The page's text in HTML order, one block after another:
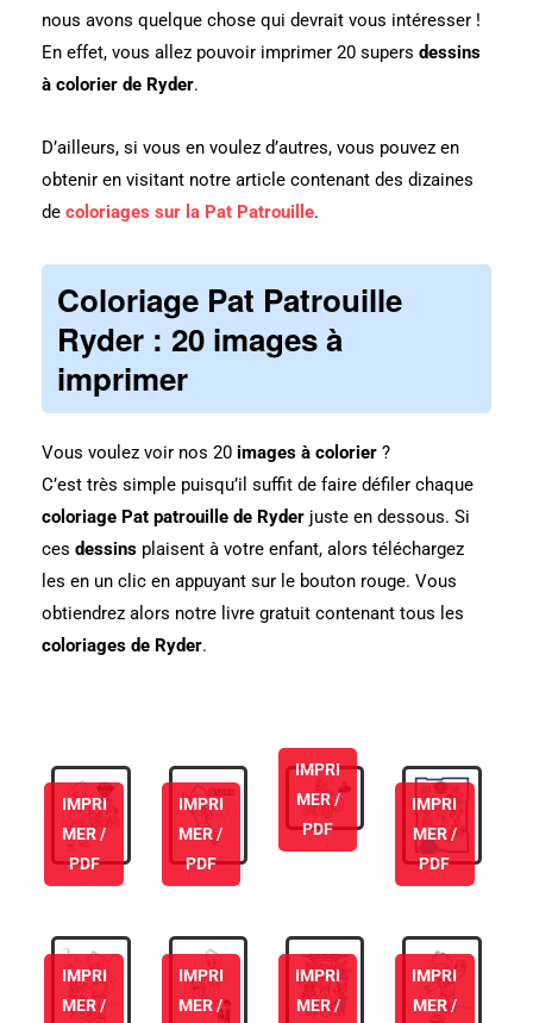
nous avons quelque chose qui devrait vous intéresser !
En effet, vous allez pouvoir imprimer 20 supers dessins
à colorier de Ryder.
D’ailleurs, si vous en voulez d’autres, vous pouvez en
obtenir en visitant notre article contenant des dizaines
de coloriages sur la Pat Patrouille.
Coloriage Pat Patrouille
Ryder : 20 images à
imprimer
Vous voulez voir nos 20 images à colorier ?
C’est très simple puisqu’il suffit de faire défiler chaque
coloriage Pat patrouille de Ryder juste en dessous. Si
ces dessins plaisent à votre enfant, alors téléchargez
les en un clic en appuyant sur le bouton rouge. Vous
obtiendrez alors notre livre gratuit contenant tous les
coloriages de Ryder.
IMPRI
MER /
PDF
IMPRI
MER /
PDF
IMPRI
MER /
PDF
IMPRI
MER /
PDF
IMPRI
MER /
IMPRI
MER /
IMPRI
MER /
IMPRI
MER /